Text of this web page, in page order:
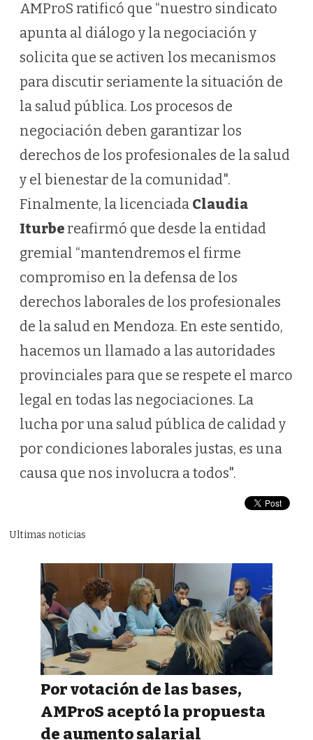
AMProS ratificó que “nuestro sindicato
apunta al diálogo y la negociación y
solicita que se activen los mecanismos
para discutir seriamente la situación de
la salud pública. Los procesos de
negociación deben garantizar los
derechos de los profesionales de la salud
y el bienestar de la comunidad".
Finalmente, la licenciada Claudia
Iturbe reafirmó que desde la entidad
gremial “mantendremos el firme
compromiso en la defensa de los
derechos laborales de los profesionales
de la salud en Mendoza. En este sentido,
hacemos un llamado a las autoridades
provinciales para que se respete el marco
legal en todas las negociaciones. La
lucha por una salud pública de calidad y
por condiciones laborales justas, es una
causa que nos involucra a todos".
Ultimas noticias
Por votación de las bases,
AMProS aceptó la propuesta
de aumento salarial